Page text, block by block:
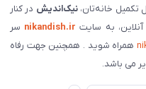
تکمیل خانه‌تان،نیک‌اندیش در کنار
به سایت nikandish.ir سر
همراه شوید . همچنین جهت رفاه
می باشد.